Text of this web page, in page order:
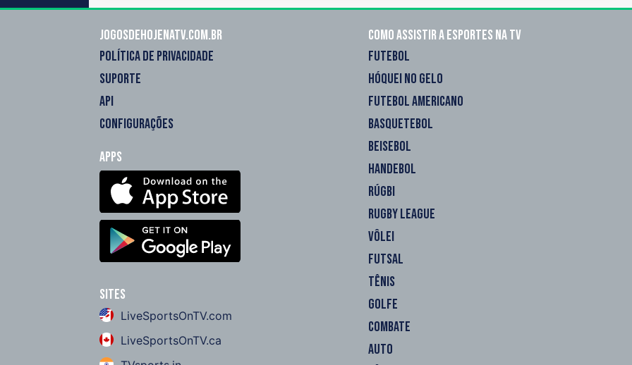
Jogosdehojenatv.com.br
POLÍTICA DE PRIVACIDADE
SUPORTE
API
CONFIGURAÇÕES
Apps
Sites
LiveSportsOnTV.com
LiveSportsOnTV.ca
Como assistir a esportes na TV
FUTEBOL
HÓQUEI NO GELO
FUTEBOL AMERICANO
BASQUETEBOL
BEISEBOL
HANDEBOL
RÚGBI
RUGBY LEAGUE
VÔLEI
FUTSAL
TÊNIS
GOLFE
COMBATE
AUTO